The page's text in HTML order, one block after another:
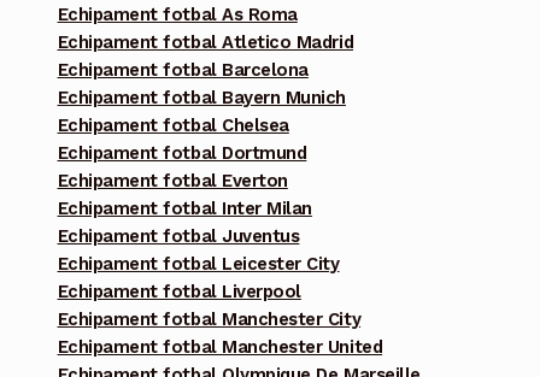
Echipament fotbal As Roma
Echipament fotbal Atletico Madrid
Echipament fotbal Barcelona
Echipament fotbal Bayern Munich
Echipament fotbal Chelsea
Echipament fotbal Dortmund
Echipament fotbal Everton
Echipament fotbal Inter Milan
Echipament fotbal Juventus
Echipament fotbal Leicester City
Echipament fotbal Liverpool
Echipament fotbal Manchester City
Echipament fotbal Manchester United